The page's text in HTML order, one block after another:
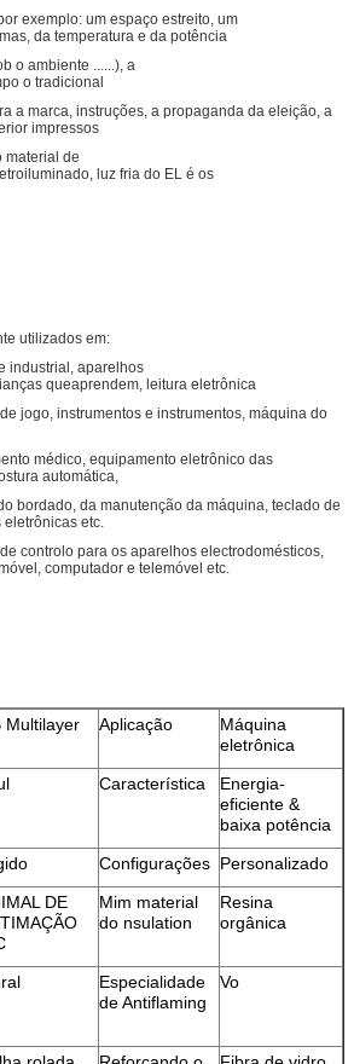
exemplo: um espaço estreito, um
da temperatura e da potência
o ambiente ......), a
o tradicional
a marca, instruções, a propaganda da eleição, a
impressos
material de
luz fria do EL é os
utilizados em:
industrial, aparelhos
queaprendem, leitura eletrônica
jogo, instrumentos e instrumentos, máquina do
médico, equipamento eletrônico das
automática,
bordado, da manutenção da máquina, teclado de
etc.
controlo para os aparelhos electrodomésticos,
computador e telemóvel etc.
Multilayer Aplicação
Máquina
eletrônica
Característica
Energia-
eficiente &
baixa potência
Configurações Personalizado
DE
Mim material
do nsulation
Resina
orgânica
Especialidade
de Antiflaming
Vo